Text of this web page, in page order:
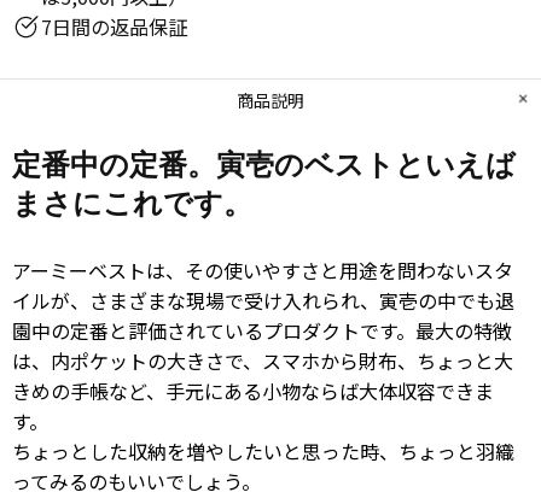
7日間の返品保証
商品説明
定番中の定番。寅壱のベストといえば
まさにこれです。
アーミーベストは、その使いやすさと用途を問わないスタ
イルが、さまざまな現場で受け入れられ、寅壱の中でも退
園中の定番と評価されているプロダクトです。最大の特徴
は、内ポケットの大きさで、スマホから財布、ちょっと大
きめの手帳など、手元にある小物ならば大体収容できま
す。
ちょっとした収納を増やしたいと思った時、ちょっと羽織
ってみるのもいいでしょう。